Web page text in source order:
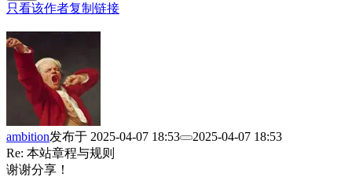
只看该作者复制链接
ambition发布于 2025-04-07 18:53
2025-04-07 18:53
Re: 本站章程与规则
谢谢分享！